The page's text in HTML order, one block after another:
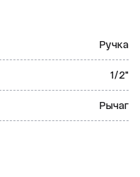
Ручка
1/2"
Рычаг